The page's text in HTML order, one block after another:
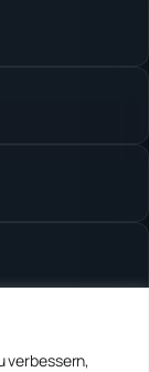
verbessern,